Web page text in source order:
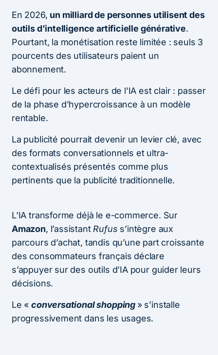
En 2026, un milliard de personnes utilisent des
outils d’intelligence artificielle générative.
Pourtant, la monétisation reste limitée : seuls 3
pourcents des utilisateurs paient un
abonnement.
Le défi pour les acteurs de l’IA est clair : passer
de la phase d’hypercroissance à un modèle
rentable.
La publicité pourrait devenir un levier clé, avec
des formats conversationnels et ultra-
contextualisés présentés comme plus
pertinents que la publicité traditionnelle.
L’IA transforme déjà le e-commerce. Sur
Amazon, l’assistant Rufus s’intègre aux
parcours d’achat, tandis qu’une part croissante
des consommateurs français déclare
s’appuyer sur des outils d’IA pour guider leurs
décisions.
Le «conversational shopping » s’installe
progressivement dans les usages.